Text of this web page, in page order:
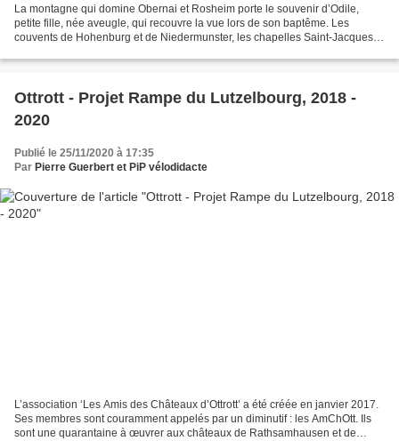
La montagne qui domine Obernai et Rosheim porte le souvenir d’Odile,
petite fille, née aveugle, qui recouvre la vue lors de son baptême. Les
couvents de Hohenburg et de Niedermunster, les chapelles Saint-Jacques et
Ottrott - Projet Rampe du Lutzelbourg, 2018 -
2020
Publié le 25/11/2020 à 17:35
Par Pierre Guerbert et PiP vélodidacte
L’association ‘Les Amis des Châteaux d’Ottrott’ a été créée en janvier 2017.
Ses membres sont couramment appelés par un diminutif : les AmChOtt. Ils
sont une quarantaine à œuvrer aux châteaux de Rathsamhausen et de